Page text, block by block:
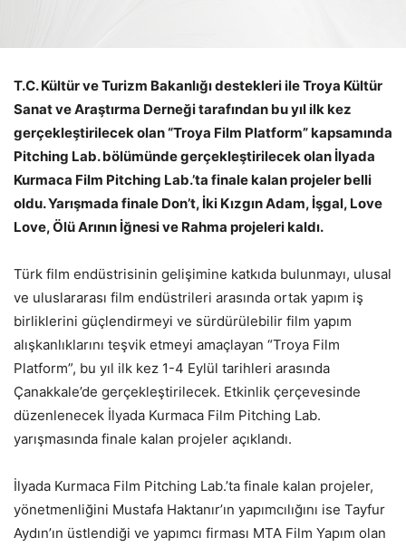
T.C. Kültür ve Turizm Bakanlığı destekleri ile Troya Kültür
Sanat ve Araştırma Derneği tarafından bu yıl ilk kez
gerçekleştirilecek olan “Troya Film Platform” kapsamında
Pitching Lab. bölümünde gerçekleştirilecek olan İlyada
Kurmaca Film Pitching Lab.’ta finale kalan projeler belli
oldu. Yarışmada finale Don’t, İki Kızgın Adam, İşgal, Love
Love, Ölü Arının İğnesi ve Rahma projeleri kaldı.
Türk film endüstrisinin gelişimine katkıda bulunmayı, ulusal
ve uluslararası film endüstrileri arasında ortak yapım iş
birliklerini güçlendirmeyi ve sürdürülebilir film yapım
alışkanlıklarını teşvik etmeyi amaçlayan “Troya Film
Platform”, bu yıl ilk kez 1-4 Eylül tarihleri arasında
Çanakkale’de gerçekleştirilecek. Etkinlik çerçevesinde
düzenlenecek İlyada Kurmaca Film Pitching Lab.
yarışmasında finale kalan projeler açıklandı.
İlyada Kurmaca Film Pitching Lab.’ta finale kalan projeler,
yönetmenliğini Mustafa Haktanır’ın yapımcılığını ise Tayfur
Aydın’ın üstlendiği ve yapımcı firması MTA Film Yapım olan